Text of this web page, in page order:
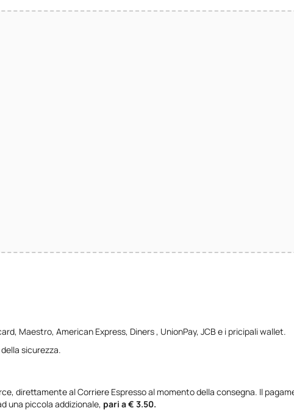
Maestro, American Express, Diners , UnionPay, JCB e i pricipali wallet.
sicurezza.
direttamente al Corriere Espresso al momento della consegna. Il
una piccola addizionale, pari a € 3.50.